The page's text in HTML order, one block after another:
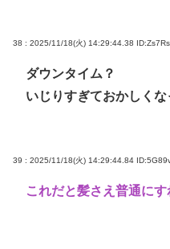
38 : 2025/11/18(火) 14:29:44.38
ダウンタイム？
いじりすぎておかしく
39 : 2025/11/18(火) 14:29:44.84
これだと髪さえ普通に